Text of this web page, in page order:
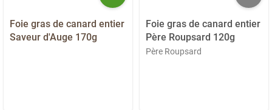
Foie gras de canard entier
Saveur d'Auge 170g
Foie gras de canard entier
Père Roupsard 120g
Père Roupsard